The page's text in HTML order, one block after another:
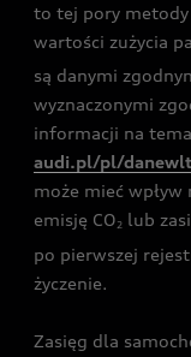
to tej pory metody
wartości zużycia
są danymi
wyznaczonymi
informacji na
audi.pl/pl/
może mieć
emisję CO2 lub
po pierwszej
życzenie.
Zasięg dla